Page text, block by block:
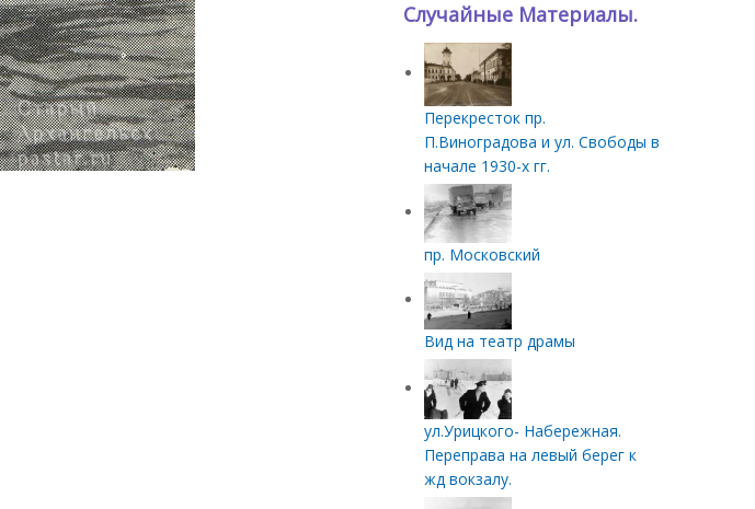
Случайные Материалы.
Перекресток пр.
П.Виноградова и ул. Свободы в
начале 1930-х гг.
пр. Московский
Вид на театр драмы
ул.Урицкого- Набережная.
Переправа на левый берег к
жд вокзалу.